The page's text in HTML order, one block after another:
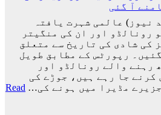
آ گئی
نیوز) عالمی شہرت یافتہ
رونالڈو اور ان کی منگیتر
کی شادی کی تاریخ سے متعلق
رپورٹس کے مطابق طویل
رہنے والے رونالڈو اور
کرنے جا رہے ہیں، جوڑے کی
مڈیرا میں ہونے کی… Read